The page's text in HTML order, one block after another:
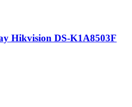
Hikvision DS-K1A8503F